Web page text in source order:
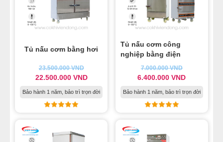
Tủ nấu cơm bằng hơi
23.500.000VND
22.500.000 VND
Bảo hành 1 năm, bảo trì trọn đời
Tủ nấu cơm công
nghiệp bằng điện
7.000.000VND
6.400.000VND
Bảo hành 1 năm, bảo trì trọn đời
LINH KIỆN PHỤ KIỆN